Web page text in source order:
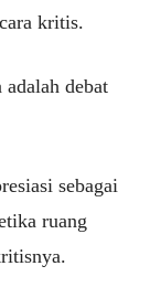
kritis.
adalah debat
sebagai
ruang